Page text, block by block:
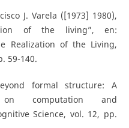
J. Varela ([1973] 1980),
of the living”, en:
Realization of the Living,
59-140.
formal structure: A
on computation and
Science, vol. 12, pp.